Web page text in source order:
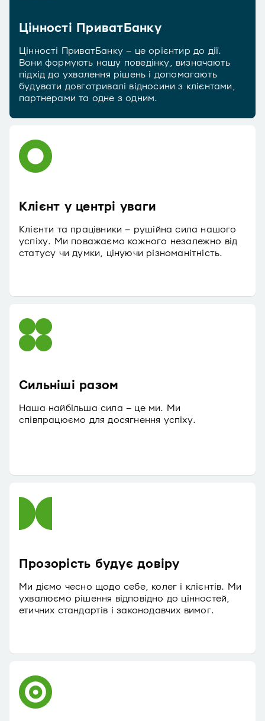
Цінності ПриватБанку
Цінності ПриватБанку – це орієнтир до дії.
Вони формують нашу поведінку, визначають
підхід до ухвалення рішень і допомагають
будувати довготривалі відносини з клієнтами,
партнерами та одне з одним.
Клієнт у центрі уваги
Клієнти та працівники – рушійна сила нашого
успіху. Ми поважаємо кожного незалежно від
статусу чи думки, цінуючи різноманітність.
Сильніші разом
Наша найбільша сила – це ми. Ми
співпрацюємо для досягнення успіху.
Прозорість будує довіру
Ми діємо чесно щодо себе, колег і клієнтів. Ми
ухвалюємо рішення відповідно до цінностей,
етичних стандартів і законодавчих вимог.